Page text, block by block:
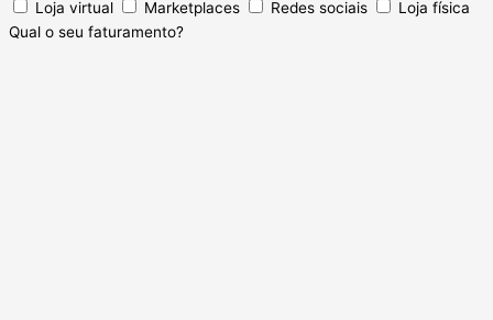
Loja virtual
Marketplaces Redes sociais
Loja física
Qual o seu faturamento?